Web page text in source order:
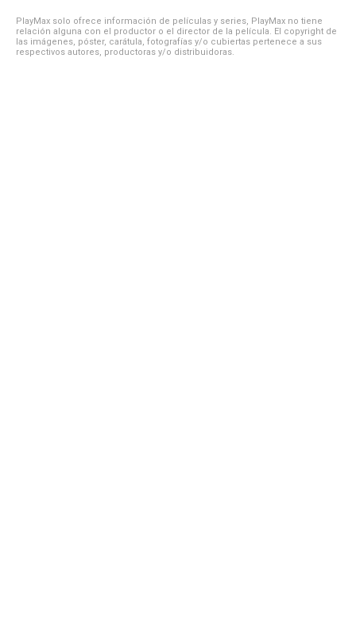
PlayMax solo ofrece información de películas y series, PlayMax no tiene
relación alguna con el productor o el director de la película. El copyright de
las imágenes, póster, carátula, fotografías y/o cubiertas pertenece a sus
respectivos autores, productoras y/o distribuidoras.